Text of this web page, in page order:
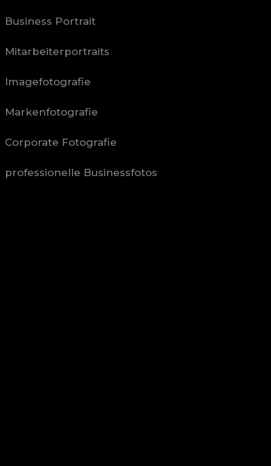
Business Portrait
Mitarbeiterportraits
Imagefotografie
Markenfotografie
Corporate Fotografie
professionelle Businessfotos